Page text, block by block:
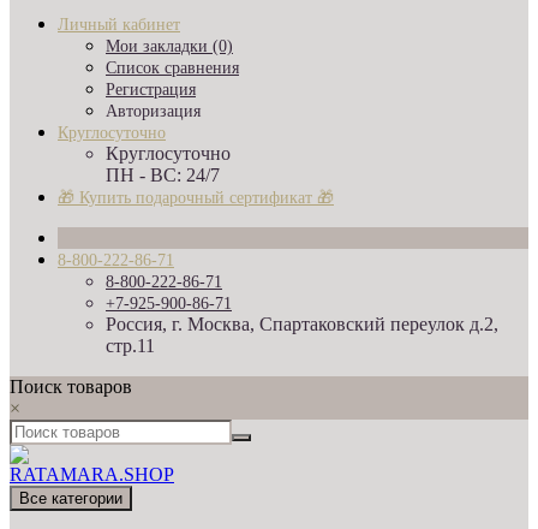
Личный кабинет
Мои закладки (0)
Список сравнения
Регистрация
Авторизация
Круглосуточно
Круглосуточно
ПН - ВС: 24/7
🎁 Купить подарочный сертификат 🎁
8-800-222-86-71
8-800-222-86-71
+7-925-900-86-71
Россия, г. Москва, Спартаковский переулок д.2,
стр.11
Поиск товаров
×
Все категории